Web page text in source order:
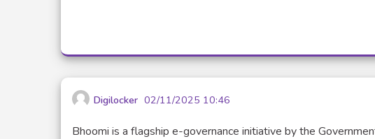
Digilocker 02/11/2025 10:46
Bhoomi is a flagship e-governance initiative by the